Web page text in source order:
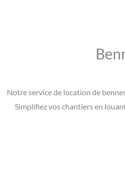
Notre service de location de
Simplifiez vos chantiers en